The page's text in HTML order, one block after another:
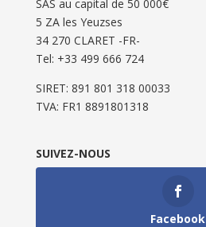
SAS au capital de 50 000€
5 ZA les Yeuzses
34 270 CLARET -FR-
Tel: ‭+33 499 666 724‬
SIRET: 891 801 318 00033
TVA: FR1 8891801318
SUIVEZ-NOUS
Facebook